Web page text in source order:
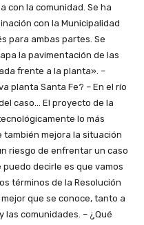
con la comunidad. Se ha
con la Municipalidad
para ambas partes. Se
la pavimentación de las
frente a la planta». –
planta Santa Fe? – En el río
caso… El proyecto de la
lo más
mejora la situación
riesgo de enfrentar un caso
puedo decirle es que vamos
términos de la Resolución
que se conoce, tanto a
las comunidades. – ¿Qué